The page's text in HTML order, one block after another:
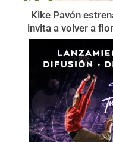
Kike Pavón
invita a volver a